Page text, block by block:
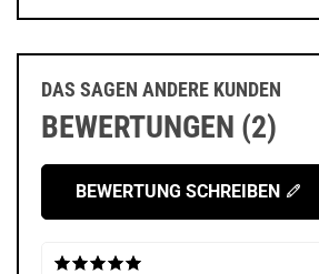
DAS SAGEN ANDERE KUNDEN
BEWERTUNGEN (2)
BEWERTUNG SCHREIBEN